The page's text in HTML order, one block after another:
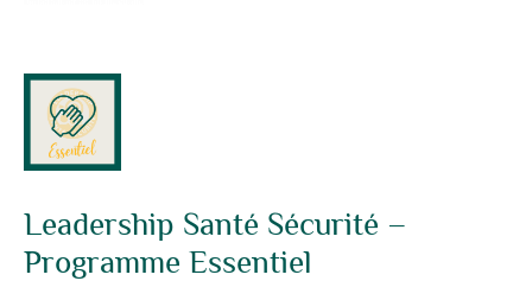
Leadership Santé Sécurité –
Programme Essentiel